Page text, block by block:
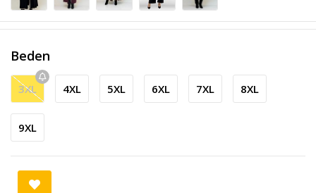
Beden
3XL 4XL 5XL 6XL 7XL 8XL
9XL